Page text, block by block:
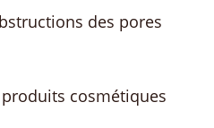
des pores
cosmétiques